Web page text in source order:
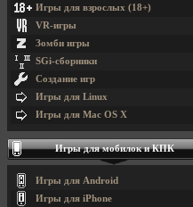
Игры для взрослых (18+)
VR-игры
Зомби игры
SGi-сборники
Создание игр
Игры для Linux
Игры для Mac OS X
Игры для мобилок и КПК
Игры для Android
Игры для iPhone